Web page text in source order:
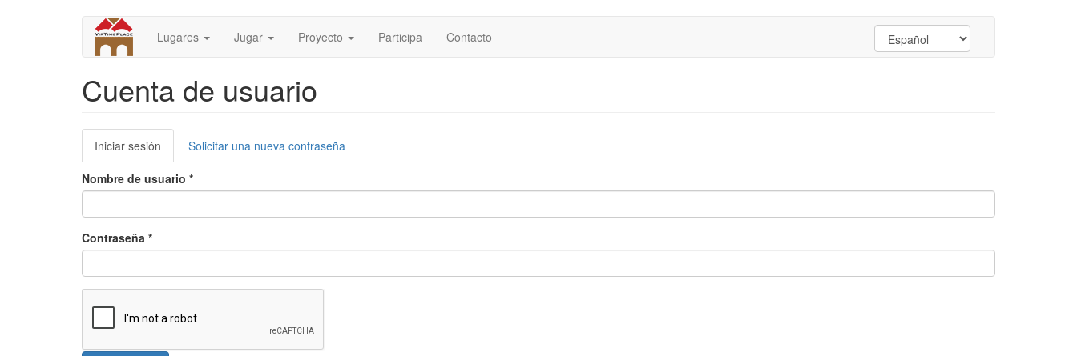
Lugares Jugar Proyecto Participa Contacto
Cuenta de usuario
Solapas
principales
Iniciar sesión (solapa
activa)
Solicitar una nueva contraseña
Nombre de usuario *
Contraseña *